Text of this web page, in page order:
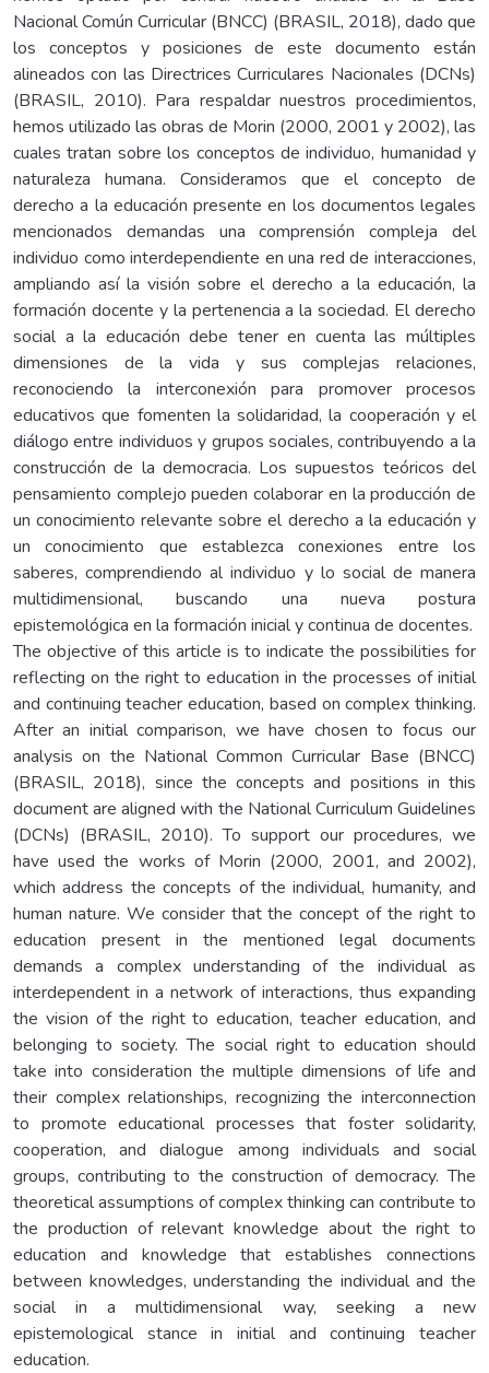
Nacional Común Curricular (BNCC) (BRASIL, 2018), dado que
los conceptos y posiciones de este documento están
alineados con las Directrices Curriculares Nacionales (DCNs)
(BRASIL, 2010). Para respaldar nuestros procedimientos,
hemos utilizado las obras de Morin (2000, 2001 y 2002), las
cuales tratan sobre los conceptos de individuo, humanidad y
naturaleza humana. Consideramos que el concepto de
derecho a la educación presente en los documentos legales
mencionados demandas una comprensión compleja del
individuo como interdependiente en una red de interacciones,
ampliando así la visión sobre el derecho a la educación, la
formación docente y la pertenencia a la sociedad. El derecho
social a la educación debe tener en cuenta las múltiples
dimensiones de la vida y sus complejas relaciones,
reconociendo la interconexión para promover procesos
educativos que fomenten la solidaridad, la cooperación y el
diálogo entre individuos y grupos sociales, contribuyendo a la
construcción de la democracia. Los supuestos teóricos del
pensamiento complejo pueden colaborar en la producción de
un conocimiento relevante sobre el derecho a la educación y
un conocimiento que establezca conexiones entre los
saberes, comprendiendo al individuo y lo social de manera
multidimensional, buscando una nueva postura
epistemológica en la formación inicial y continua de docentes.
The objective of this article is to indicate the possibilities for
reflecting on the right to education in the processes of initial
and continuing teacher education, based on complex thinking.
After an initial comparison, we have chosen to focus our
analysis on the National Common Curricular Base (BNCC)
(BRASIL, 2018), since the concepts and positions in this
document are aligned with the National Curriculum Guidelines
(DCNs) (BRASIL, 2010). To support our procedures, we
have used the works of Morin (2000, 2001, and 2002),
which address the concepts of the individual, humanity, and
human nature. We consider that the concept of the right to
education present in the mentioned legal documents
demands a complex understanding of the individual as
interdependent in a network of interactions, thus expanding
the vision of the right to education, teacher education, and
belonging to society. The social right to education should
take into consideration the multiple dimensions of life and
their complex relationships, recognizing the interconnection
to promote educational processes that foster solidarity,
cooperation, and dialogue among individuals and social
groups, contributing to the construction of democracy. The
theoretical assumptions of complex thinking can contribute to
the production of relevant knowledge about the right to
education and knowledge that establishes connections
between knowledges, understanding the individual and the
social in a multidimensional way, seeking a new
epistemological stance in initial and continuing teacher
education.